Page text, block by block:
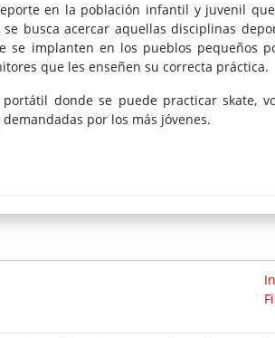
en la población infantil y juvenil
busca acercar aquellas disciplinas
se implanten en los pueblos pequeños
que les enseñen su correcta práctica.
donde se puede practicar skate,
por los más jóvenes.